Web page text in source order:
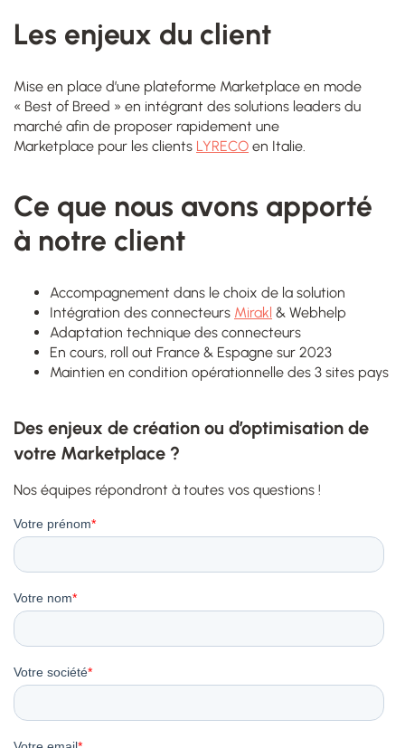
Les enjeux du client
Mise en place d’une plateforme Marketplace en mode
« Best of Breed » en intégrant des solutions leaders du
marché afin de proposer rapidement une
Marketplace pour les clients LYRECO en Italie.
Ce que nous avons apporté
à notre client
Accompagnement dans le choix de la solution
Intégration des connecteurs Mirakl & Webhelp
Adaptation technique des connecteurs
En cours, roll out France & Espagne sur 2023
Maintien en condition opérationnelle des 3 sites pays
Des enjeux de création ou d’optimisation de
votre Marketplace ?
Nos équipes répondront à toutes vos questions !